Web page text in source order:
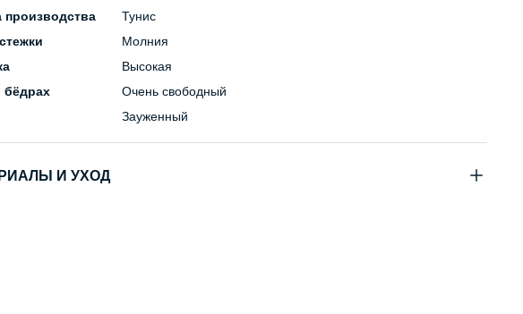
производства
Тунис
Молния
Высокая
бёдрах
Очень свободный
Зауженный
И УХОД